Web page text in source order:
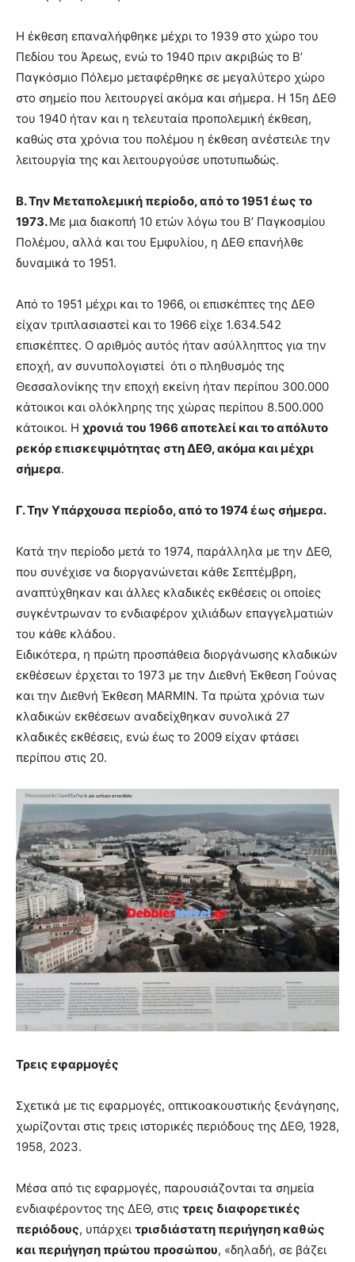
Η έκθεση επαναλήφθηκε μέχρι το 1939 στο χώρο του
Πεδίου του Άρεως, ενώ το 1940 πριν ακριβώς το Β’
Παγκόσμιο Πόλεμο μεταφέρθηκε σε μεγαλύτερο χώρο
στο σημείο που λειτουργεί ακόμα και σήμερα. Η 15η ΔΕΘ
του 1940 ήταν και η τελευταία προπολεμική έκθεση,
καθώς στα χρόνια του πολέμου η έκθεση ανέστειλε την
λειτουργία της και λειτουργούσε υποτυπωδώς.
Β. Την Μεταπολεμική περίοδο, από το 1951 έως το
1973.Με μια διακοπή 10 ετών λόγω του Β’ Παγκοσμίου
Πολέμου, αλλά και του Εμφυλίου, η ΔΕΘ επανήλθε
δυναμικά το 1951.
Από το 1951 μέχρι και το 1966, οι επισκέπτες της ΔΕΘ
είχαν τριπλασιαστεί και το 1966 είχε 1.634.542
επισκέπτες. Ο αριθμός αυτός ήταν ασύλληπτος για την
εποχή, αν συνυπολογιστεί ότι ο πληθυσμός της
Θεσσαλονίκης την εποχή εκείνη ήταν περίπου 300.000
κάτοικοι και ολόκληρης της χώρας περίπου 8.500.000
κάτοικοι. Η χρονιά του 1966 αποτελεί και το απόλυτο
ρεκόρ επισκεψιμότητας στη ΔΕΘ, ακόμα και μέχρι
σήμερα.
Γ. Την Υπάρχουσα περίοδο, από το 1974 έως σήμερα.
Κατά την περίοδο μετά το 1974, παράλληλα με την ΔΕΘ,
που συνέχισε να διοργανώνεται κάθε Σεπτέμβρη,
αναπτύχθηκαν και άλλες κλαδικές εκθέσεις οι οποίες
συγκέντρωναν το ενδιαφέρον χιλιάδων επαγγελματιών
του κάθε κλάδου.
Ειδικότερα, η πρώτη προσπάθεια διοργάνωσης κλαδικών
εκθέσεων έρχεται το 1973 με την Διεθνή Έκθεση Γούνας
και την Διεθνή Έκθεση MARMIN. Τα πρώτα χρόνια των
κλαδικών εκθέσεων αναδείχθηκαν συνολικά 27
κλαδικές εκθέσεις, ενώ έως το 2009 είχαν φτάσει
περίπου στις 20.
Τρεις εφαρμογές
Σχετικά με τις εφαρμογές, οπτικοακουστικής ξενάγησης,
χωρίζονται στις τρεις ιστορικές περιόδους της ΔΕΘ, 1928,
1958, 2023.
Μέσα από τις εφαρμογές, παρουσιάζονται τα σημεία
ενδιαφέροντος της ΔΕΘ, στις τρεις διαφορετικές
περιόδους, υπάρχει τρισδιάστατη περιήγηση καθώς
και περιήγηση πρώτου προσώπου, «δηλαδή, σε βάζει